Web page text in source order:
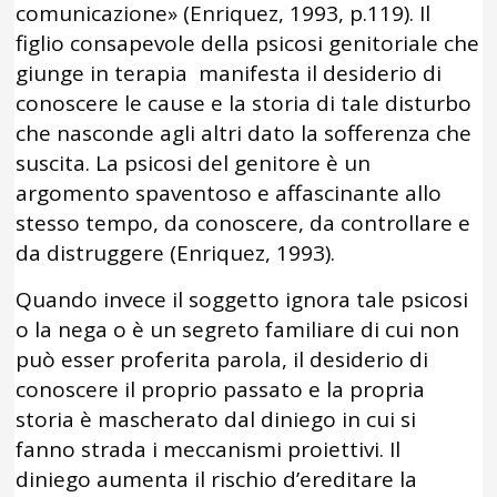
comunicazione» (Enriquez, 1993, p.119). Il
figlio consapevole della psicosi genitoriale che
giunge in terapia manifesta il desiderio di
conoscere le cause e la storia di tale disturbo
che nasconde agli altri dato la sofferenza che
suscita. La psicosi del genitore è un
argomento spaventoso e affascinante allo
stesso tempo, da conoscere, da controllare e
da distruggere (Enriquez, 1993).
Quando invece il soggetto ignora tale psicosi
o la nega o è un segreto familiare di cui non
può esser proferita parola, il desiderio di
conoscere il proprio passato e la propria
storia è mascherato dal diniego in cui si
fanno strada i meccanismi proiettivi. Il
diniego aumenta il rischio d’ereditare la